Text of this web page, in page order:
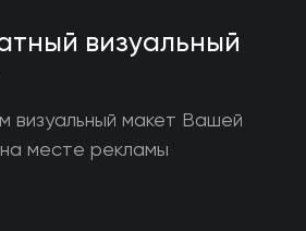
визуальный
визуальный макет Вашей
месте рекламы